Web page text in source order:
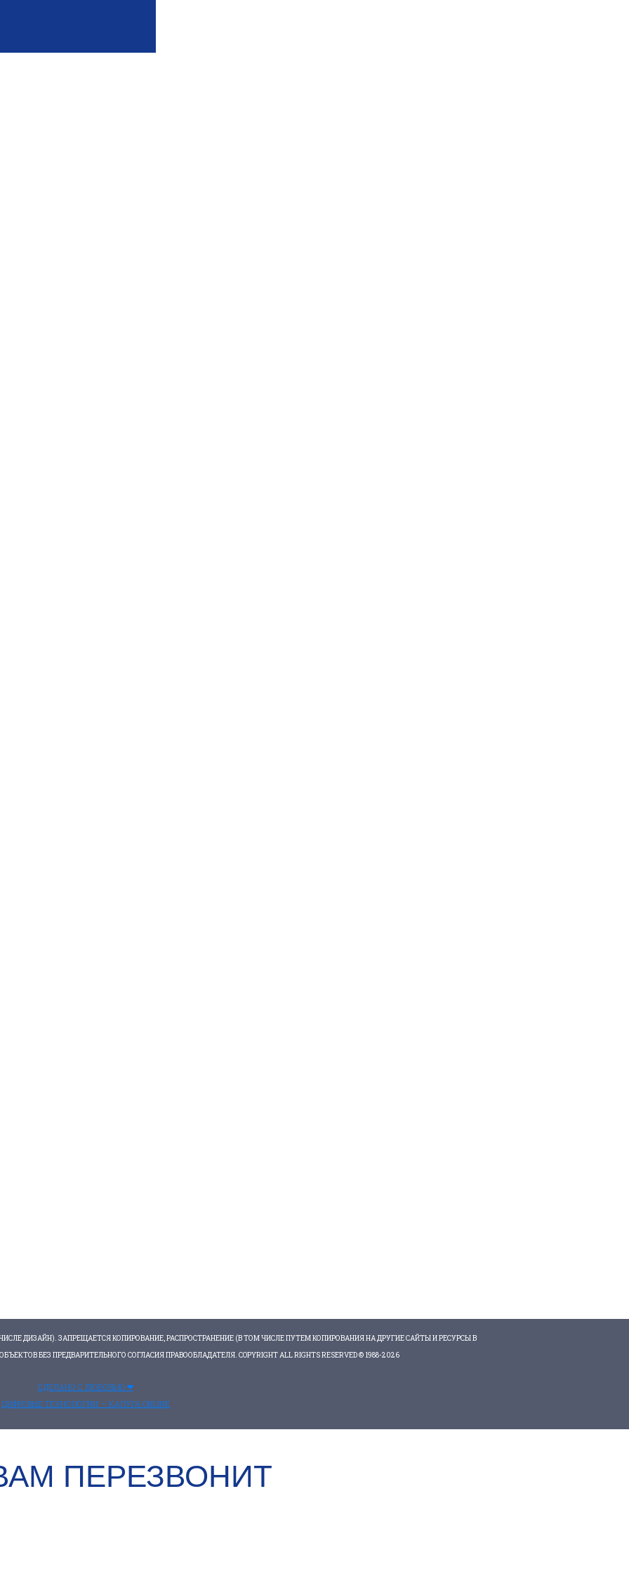
ДИЗАЙН). ЗАПРЕЩАЕТСЯ КОПИРОВАНИЕ, РАСПРОСТРАНЕНИЕ (В ТОМ ЧИСЛЕ ПУТЕМ КОПИРОВАНИЯ НА ДРУГИЕ САЙТЫ И РЕСУРСЫ В
БЕЗ ПРЕДВАРИТЕЛЬНОГО СОГЛАСИЯ ПРАВООБЛАДАТЕЛЯ. COPYRIGHT ALL RIGHTS RESERVED © 1988-2026
СДЕЛАНО С ЛЮБОВЬЮ ❤
ЦИФРОВЫЕ ТЕХНОЛОГИИ — КАЛУГА ONLINE
ПЕРЕЗВОНИТ